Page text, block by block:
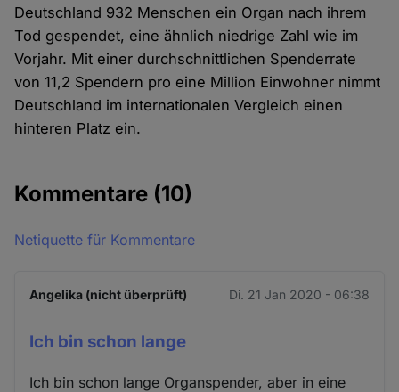
Deutschland 932 Menschen ein Organ nach ihrem
Tod gespendet, eine ähnlich niedrige Zahl wie im
Vorjahr. Mit einer durchschnittlichen Spenderrate
von 11,2 Spendern pro eine Million Einwohner nimmt
Deutschland im internationalen Vergleich einen
hinteren Platz ein.
Kommentare (10)
Netiquette für Kommentare
Angelika (nicht überprüft) Di. 21 Jan 2020 - 06:38
Ich bin schon lange
Ich bin schon lange Organspender, aber in eine